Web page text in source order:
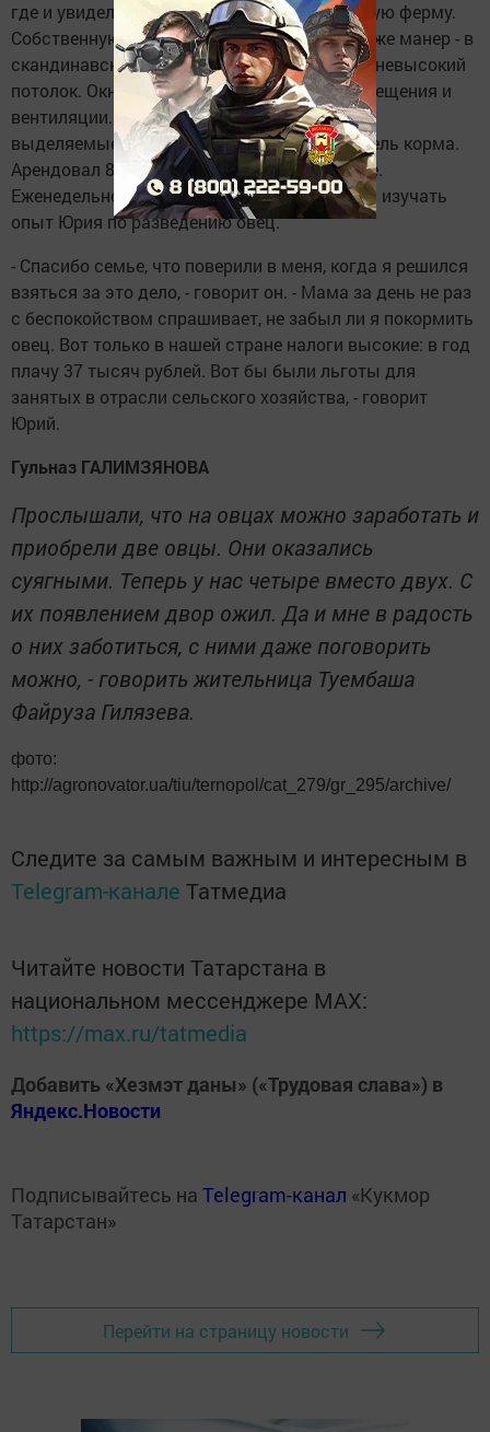
где и увидел впервые современную семейную ферму.
Собственную ферму он организовал на тот же манер - в
скандинавском стиле: 1,4-метровые стены, невысокий
потолок. Окно в крыше необходимо для освещения и
вентиляции. Для своих овец Юрий приобрел
выделяемые сельчанам в счет паевых земель корма.
Арендовал 85 гектаров земли под пастбище.
Еженедельно сюда приезжают гости, чтобы изучать
опыт Юрия по разведению овец.
- Спасибо семье, что поверили в меня, когда я решился
взяться за это дело, - говорит он. - Мама за день не раз
с беспокойством спрашивает, не забыл ли я покормить
овец. Вот только в нашей стране налоги высокие: в год
плачу 37 тысяч рублей. Вот бы были льготы для
занятых в отрасли сельского хозяйства, - говорит
Юрий.
Гульназ ГАЛИМЗЯНОВА
Прослышали, что на овцах можно заработать и
приобрели две овцы. Они оказались
суягными. Теперь у нас четыре вместо двух. С
их появлением двор ожил. Да и мне в радость
о них заботиться, с ними даже поговорить
можно, - говорить жительница Туембаша
Файруза Гилязева.
фото:
http://agronovator.ua/tiu/ternopol/cat_279/gr_295/archive/
Следите за самым важным и интересным в
Telegram-канале Татмедиа
Читайте новости Татарстана в
национальном мессенджере MАХ:
https://max.ru/tatmedia
Добавить «Хезмэт даны» («Трудовая слава») в
Яндекс.Новости
Подписывайтесь на Telegram-канал «Кукмор
Татарстан»
Перейти на страницу новости